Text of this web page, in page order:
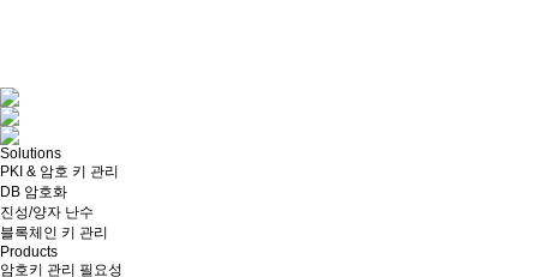
Solutions
PKI & 암호 키 관리
DB 암호화
진성/양자 난수
블록체인 키 관리
Products
암호키 관리 필요성